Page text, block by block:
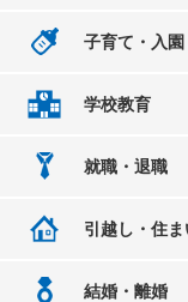
子育て・入園
学校教育
就職・退職
引越し・住ま
結婚・離婚